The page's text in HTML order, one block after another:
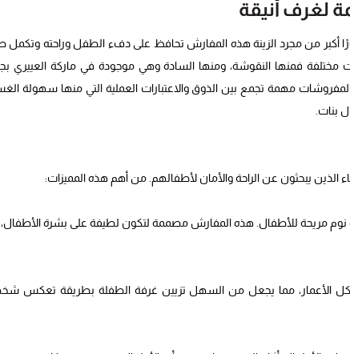
لغرف أنيقة
من مجرد الزينة هذه المفارش تحافظ على دفء الطفل وراحته وتكمل
مختلفة فمنها النقوشة، ومنها السادة وهي موجودة في ماركة العييري
مهمة تجمع بين الذوق والاعتبارات العملية التي منها سهولة
بنات.
الذين يبحثون عن الراحة والأمان لأطفالهم. من أهم هذه المميزات:
نوم مريحة للأطفال. هذه المفارش مصممة لتكون لطيفة على بشرة الأطفال،
كل الأعمار، مما يجعل من السهل تزيين غرفة الطفلة بطريقة تعكس